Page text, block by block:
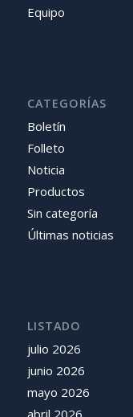
Equipo
CATEGORÍAS
Boletín
Folleto
Noticia
Productos
Sin categoría
Últimas noticias
LISTADO
julio 2026
junio 2026
mayo 2026
abril 2026